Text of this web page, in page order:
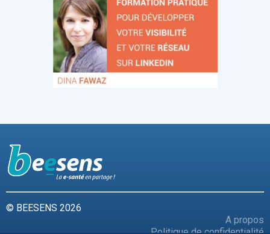
© BEESENS 2026
A propos